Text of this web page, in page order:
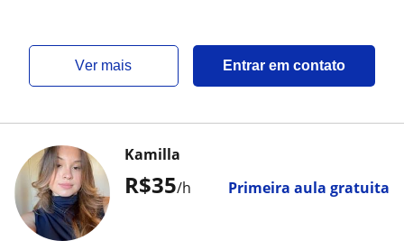
ver mais Entrar em contato
R$35/h Primeira aula gratuita
Kamilla